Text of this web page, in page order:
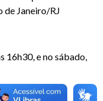
de Janeiro/RJ
16h30, e no sábado,